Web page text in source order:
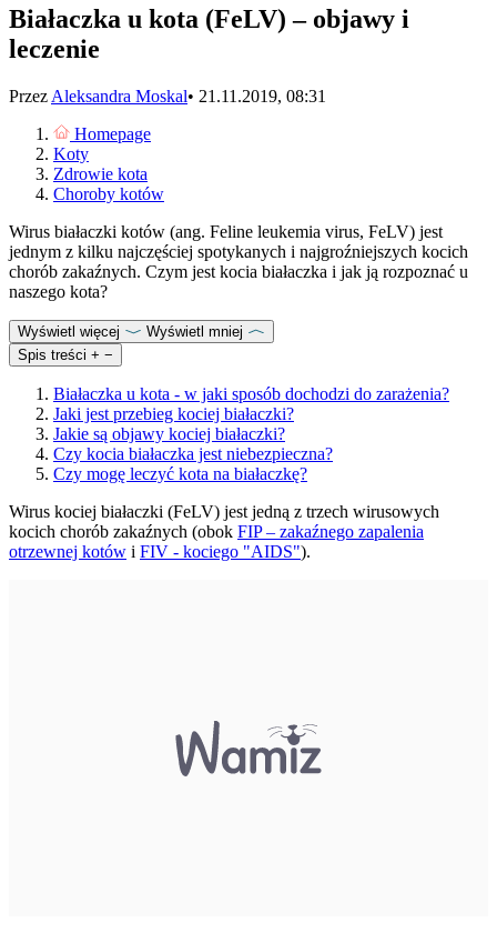
Białaczka u kota (FeLV) – objawy i
leczenie
Przez Aleksandra Moskal• 21.11.2019, 08:31
Homepage
Koty
Zdrowie kota
Choroby kotów
Wirus białaczki kotów (ang. Feline leukemia virus, FeLV) jest
jednym z kilku najczęściej spotykanych i najgroźniejszych kocich
chorób zakaźnych. Czym jest kocia białaczka i jak ją rozpoznać u
naszego kota?
Wyświetl więcej
Wyświetl mniej
Spis treści + −
Białaczka u kota - w jaki sposób dochodzi do zarażenia?
Jaki jest przebieg kociej białaczki?
Jakie są objawy kociej białaczki?
Czy kocia białaczka jest niebezpieczna?
Czy mogę leczyć kota na białaczkę?
Wirus kociej białaczki (FeLV) jest jedną z trzech wirusowych
kocich chorób zakaźnych (obok FIP – zakaźnego zapalenia
otrzewnej kotów i FIV - kociego "AIDS").